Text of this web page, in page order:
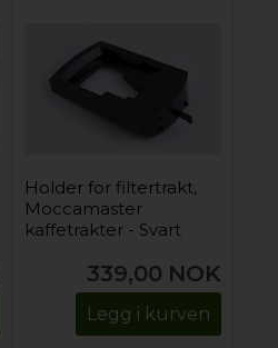
Holder for filtertrakt,
Moccamaster
kaffetrakter - Svart
339,00 NOK
Legg i kurven